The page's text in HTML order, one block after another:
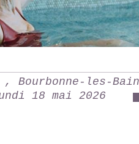
Bourbonne-les-
18 mai 2026